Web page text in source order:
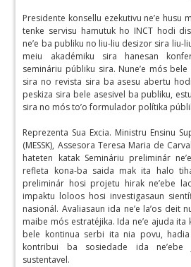
Presidente konsellu ezekutivu ne’e husu
tenke servisu hamutuk ho INCT hodi
ne’e ba publiku no liu-liu desizor sira liu-
meiu akadémiku sira hanesan
semináriu públiku sira. Nune’e mós
sira no revista sira ba asesu abertu
peskiza sira bele asesivel ba publiku,
sira no mós to’o formulador polítika
Reprezenta Sua Excia. Ministru Ensinu
(MESSK), Assesora Teresa Maria de
hateten katak Semináriu preliminár
refleta kona-ba saida mak ita halo
preliminár hosi projetu hirak ne’ebe
impaktu loloos hosi investigasaun
nasionál. Avaliasaun ida ne’e la’os deit
maibe mós estratéjika. Ida ne’e ajuda
bele kontinua serbi ita nia povu,
kontribui ba sosiedade ida
sustentavel.